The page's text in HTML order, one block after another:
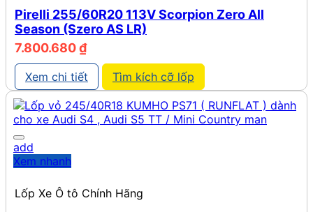
Pirelli 255/60R20 113V Scorpion Zero All
Season (Szero AS LR)
7.800.680₫
Xem chi tiết Tìm kích cỡ lốp
add
Xem nhanh
Lốp Xe Ô tô Chính Hãng